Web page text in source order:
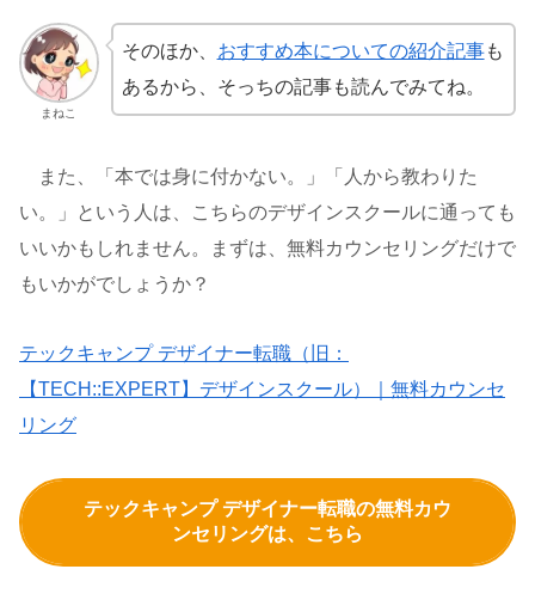
まねこ
そのほか、 おすすめ本についての紹介記事も
あるから、そっちの記事も読んでみてね。
また、「本では身に付かない。」「人から教わりた
い。」という人は、こちらのデザインスクールに通っても
いいかもしれません。まずは、無料カウンセリングだけで
もいかがでしょうか？
テックキャンプ デザイナー転職（旧：
【TECH::EXPERT】デザインスクール）｜無料カウンセ
リング
テックキャンプ デザイナー転職の無料カウ
ンセリングは、こちら